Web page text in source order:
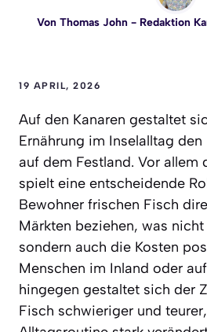
Von Thomas John- Redaktion
19 APRIL, 2026
Auf den Kanaren gestaltet
Ernährung im Inselalltag den
auf dem Festland. Vor allem
spielt eine entscheidende
Bewohner frischen Fisch
Märkten beziehen, was
sondern auch die Kosten
Menschen im Inland oder
hingegen gestaltet sich der
Fisch schwieriger und